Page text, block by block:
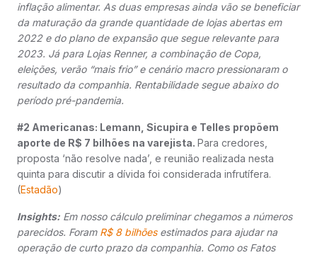
inflação alimentar. As duas empresas ainda vão se beneficiar
da maturação da grande quantidade de lojas abertas em
2022 e do plano de expansão que segue relevante para
2023. Já para Lojas Renner, a combinação de Copa,
eleições, verão “mais frio” e cenário macro pressionaram o
resultado da companhia. Rentabilidade segue abaixo do
período pré-pandemia.
#2 Americanas: Lemann, Sicupira e Telles propõem
aporte de R$ 7 bilhões na varejista. Para credores,
proposta ‘não resolve nada’, e reunião realizada nesta
quinta para discutir a dívida foi considerada infrutífera.
(Estadão)
Insights: Em nosso cálculo preliminar chegamos a números
parecidos. Foram R$ 8 bilhõesestimados para ajudar na
operação de curto prazo da companhia. Como os Fatos